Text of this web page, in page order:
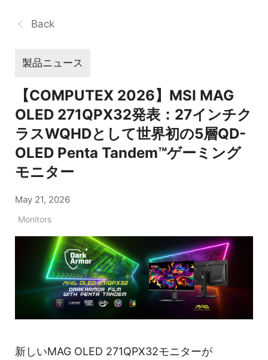
Back
製品ニュース
【COMPUTEX 2026】MSI MAG
OLED 271QPX32発表：27インチク
ラスWQHDとして世界初の5層QD-
OLED Penta Tandem™ゲーミング
モニター
May 21, 2026
Monitors
新しいMAG OLED 271QPX32モニターが